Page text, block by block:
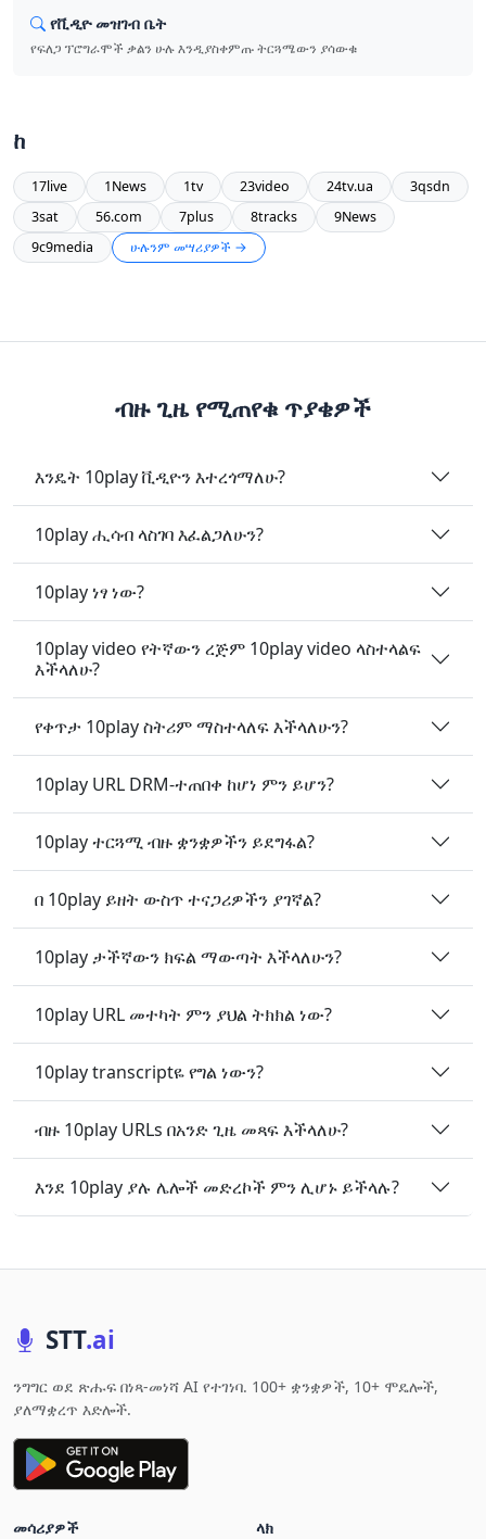
የቪዲዮ መዝገብ ቤት
የፍለጋ ፕሮግራሞች ቃልን ሁሉ እንዲያስቀምጡ ትርጓሜውን ያሳውቁ
ከ
17live 1News 1tv 23video 24tv.ua
3qsdn
3sat
56.com 7plus 8tracks
9News
9c9media
ሁሉንም መሣሪያዎች →
ብዙ ጊዜ የሚጠየቁ ጥያቄዎች
እንዴት 10play ቪዲዮን እተረጎማለሁ?
10play ሒሳብ ላስገባ እፈልጋለሁን?
10play ነፃ ነው?
10play video የትኛውን ረጅም 10play video ላስተላልፍ
እችላለሁ?
የቀጥታ 10play ስትሪም ማስተላለፍ እችላለሁን?
10play URL DRM-ተጠበቀ ከሆነ ምን ይሆን?
10play ተርጓሚ ብዙ ቋንቋዎችን ይደግፋል?
በ 10play ይዘት ውስጥ ተናጋሪዎችን ያገኛል?
10play ታችኛውን ክፍል ማውጣት እችላለሁን?
10play URL መተካት ምን ያህል ትክክል ነው?
10play transcriptዬ የግል ነውን?
ብዙ 10play URLs በአንድ ጊዜ መጻፍ እችላለሁ?
እንደ 10play ያሉ ሌሎች መድረኮች ምን ሊሆኑ ይችላሉ?
STT.ai
ንግግር ወደ ጽሑፍ በነጻ-መነሻ AI የተገነባ. 100+ ቋንቋዎች, 10+ ሞዴሎች,
ያለማቋረጥ እድሎች.
መሳሪያዎች
ላክ